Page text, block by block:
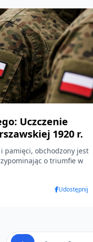
Uczczenie
1920 r.
pamięci, obchodzony jest
o triumfie w
Udostępnij